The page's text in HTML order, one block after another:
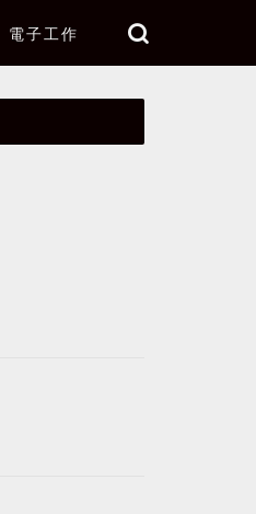
電子工作